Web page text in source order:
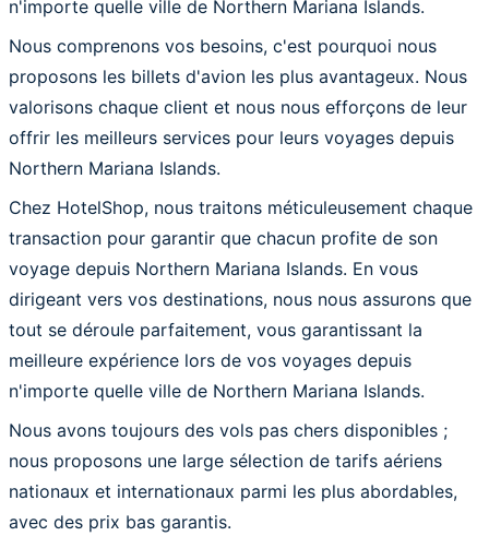
n'importe quelle ville de Northern Mariana Islands.
Nous comprenons vos besoins, c'est pourquoi nous
proposons les billets d'avion les plus avantageux. Nous
valorisons chaque client et nous nous efforçons de leur
offrir les meilleurs services pour leurs voyages depuis
Northern Mariana Islands.
Chez HotelShop, nous traitons méticuleusement chaque
transaction pour garantir que chacun profite de son
voyage depuis Northern Mariana Islands. En vous
dirigeant vers vos destinations, nous nous assurons que
tout se déroule parfaitement, vous garantissant la
meilleure expérience lors de vos voyages depuis
n'importe quelle ville de Northern Mariana Islands.
Nous avons toujours des vols pas chers disponibles ;
nous proposons une large sélection de tarifs aériens
nationaux et internationaux parmi les plus abordables,
avec des prix bas garantis.